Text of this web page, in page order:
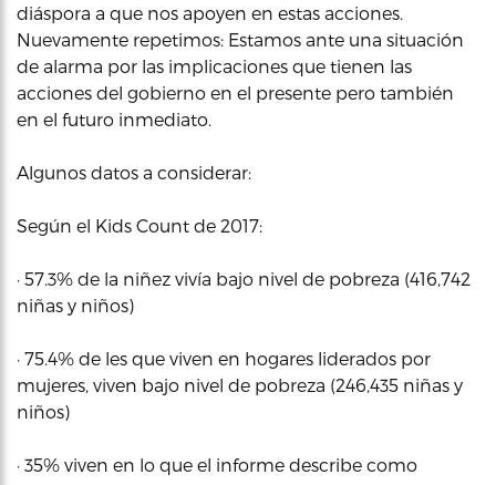
diáspora a que nos apoyen en estas acciones.
Nuevamente repetimos: Estamos ante una situación
de alarma por las implicaciones que tienen las
acciones del gobierno en el presente pero también
en el futuro inmediato.
Algunos datos a considerar:
Según el Kids Count de 2017:
· 57.3% de la niñez vivía bajo nivel de pobreza (416,742
niñas y niños)
· 75.4% de les que viven en hogares liderados por
mujeres, viven bajo nivel de pobreza (246,435 niñas y
niños)
· 35% viven en lo que el informe describe como